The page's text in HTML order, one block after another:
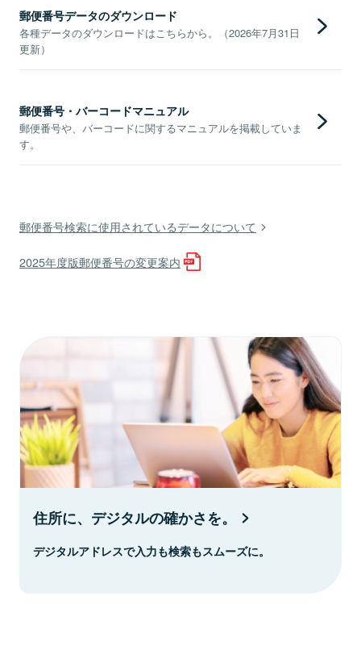
郵便番号データのダウンロード
各種データのダウンロードはこちらから。（2026年7月31日
更新）
郵便番号・バーコードマニュアル
郵便番号や、バーコードに関するマニュアルを掲載していま
す。
郵便番号検索に使用されているデータについて
2025年度版郵便番号の変更案内
住所に、デジタルの確かさを。
デジタルアドレスで入力も検索もスムーズに。